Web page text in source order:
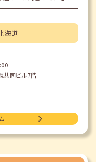
海道
共同ビル7階